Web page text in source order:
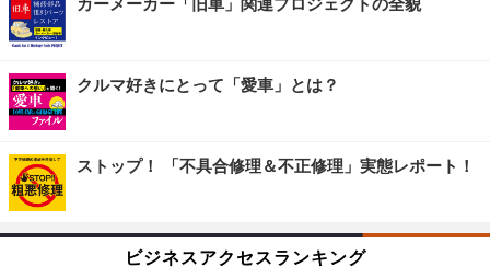
カーメーカー「旧車」関連プロジェクトの全貌
クルマ好きにとって「愛車」とは？
ストップ！ 「不具合修理＆不正修理」実態レポート！
ビジネスアクセスランキング